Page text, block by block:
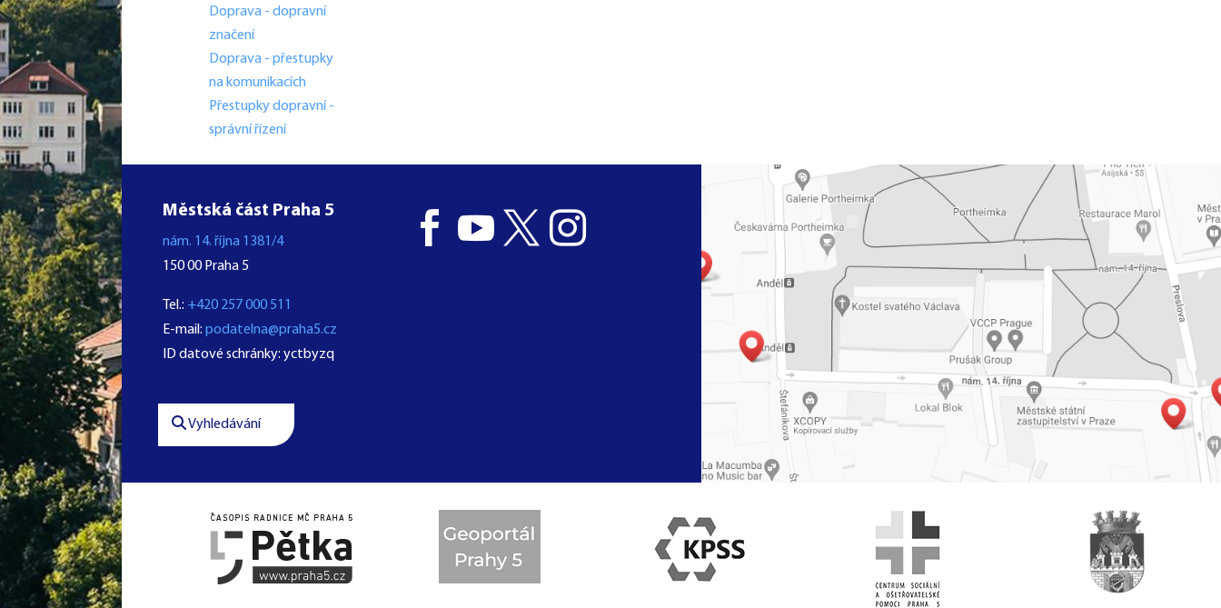
Doprava - dopravní
značení
Doprava - přestupky
na komunikacích
Přestupky dopravní -
správní řízení
Městská část Praha 5
nám. 14. října 1381/4
150 00 Praha 5
Tel.: +420 257 000 511
E-mail:podatelna@praha5.cz
ID datové schránky: yctbyzq
Vyhledávání
   